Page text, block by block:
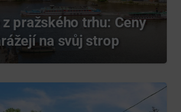
pražského trhu: Ceny
na svůj strop